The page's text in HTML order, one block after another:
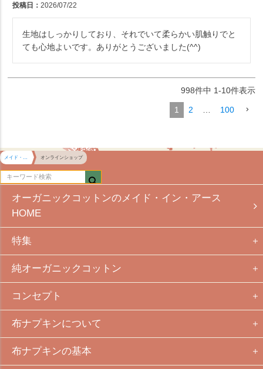
投稿日
2026/07/22
生地はしっかりしており、それでいて柔らかい肌触りでと
ても心地よいです。ありがとうございました(^^)
998件中 1-10件表示
1 2 100
オンラインショップ
オーガニックコットンのメイド・イン・アース
HOME
特集
純オーガニックコットン
コンセプト
布ナプキンについて
布ナプキンの基本